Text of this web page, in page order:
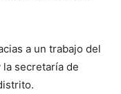
a un trabajo del
la secretaría de